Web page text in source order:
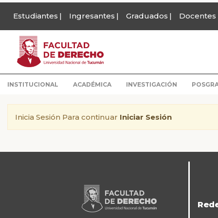
Estudiantes Ingresantes Graduados Docentes
INSTITUCIONAL ACADÉMICA INVESTIGACIÓN
Inicia Sesión Para continuar Iniciar Sesión